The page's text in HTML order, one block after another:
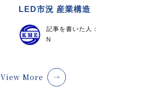
LED市況 産業構造
記事を書いた人：
N
View More